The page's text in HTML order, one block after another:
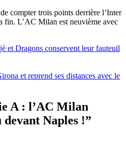
compter trois points derrière l’Inter
fin. L’AC Milan est neuvième avec
et Dragons conservent leur fauteuil
et reprend ses distances avec le
A : l’AC Milan
devant Naples !”